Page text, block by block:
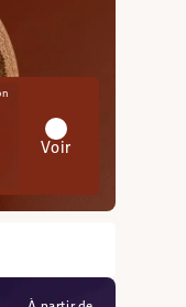
Voir